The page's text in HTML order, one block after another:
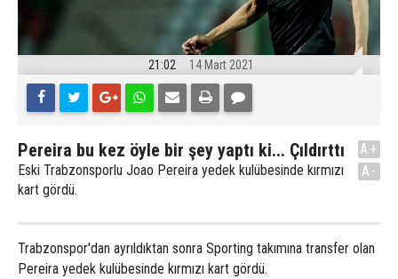
21:02 14 Mart 2021
Pereira bu kez öyle bir şey yaptı ki... Çıldırttı
Eski Trabzonsporlu Joao Pereira yedek kulübesinde kırmızı
kart gördü.
A+
A-
Trabzonspor'dan ayrıldıktan sonra Sporting takımına transfer olan
Pereira yedek kulübesinde kırmızı kart gördü.